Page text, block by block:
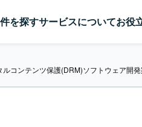
を探すサービスについてお役
コンテンツ保護(DRM)ソフトウェア開